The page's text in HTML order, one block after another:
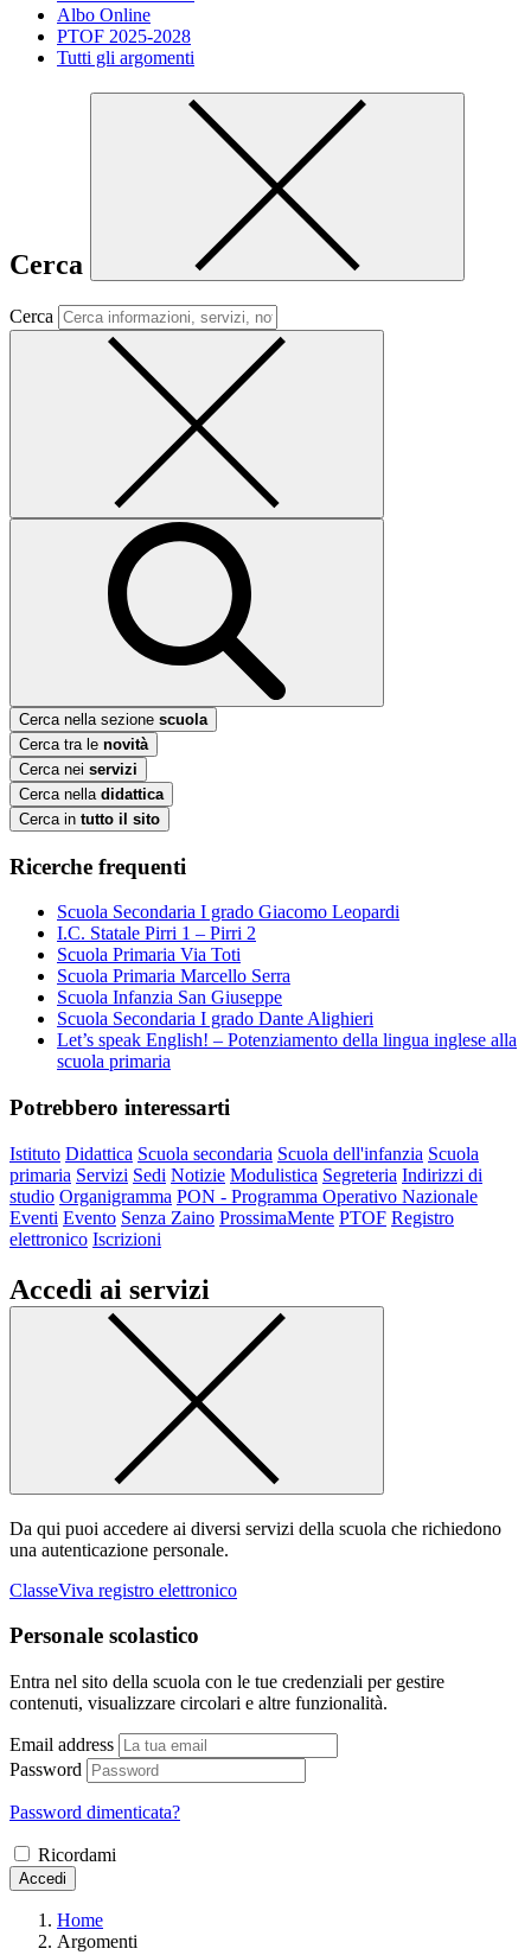
Albo Online
PTOF 2025-2028
Tutti gli argomenti
Cerca
Cerca
Cerca nella sezione scuola
Cerca tra le novità
Cerca nei servizi
Cerca nella didattica
Cerca in tutto il sito
Ricerche frequenti
Scuola Secondaria I grado Giacomo Leopardi
I.C. Statale Pirri 1 – Pirri 2
Scuola Primaria Via Toti
Scuola Primaria Marcello Serra
Scuola Infanzia San Giuseppe
Scuola Secondaria I grado Dante Alighieri
Let’s speak English! – Potenziamento della lingua inglese alla
scuola primaria
Potrebbero interessarti
Istituto Didattica Scuola secondaria Scuola dell'infanzia Scuola
primaria Servizi Sedi Notizie Modulistica Segreteria Indirizzi di
studio Organigramma PON - Programma Operativo Nazionale
Eventi Evento Senza Zaino ProssimaMente PTOF Registro
elettronico Iscrizioni
Accedi ai servizi
Da qui puoi accedere ai diversi servizi della scuola che richiedono
una autenticazione personale.
ClasseViva registro elettronico
Personale scolastico
Entra nel sito della scuola con le tue credenziali per gestire
contenuti, visualizzare circolari e altre funzionalità.
Email address
Password
Password dimenticata?
Ricordami
Accedi
Home
Argomenti